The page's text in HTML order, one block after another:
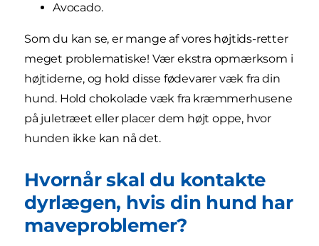
Avocado.
Som du kan se, er mange af vores højtids-retter
meget problematiske! Vær ekstra opmærksom i
højtiderne, og hold disse fødevarer væk fra din
hund. Hold chokolade væk fra kræmmerhusene
på juletræet eller placer dem højt oppe, hvor
hunden ikke kan nå det.
Hvornår skal du kontakte
dyrlægen, hvis din hund har
maveproblemer?